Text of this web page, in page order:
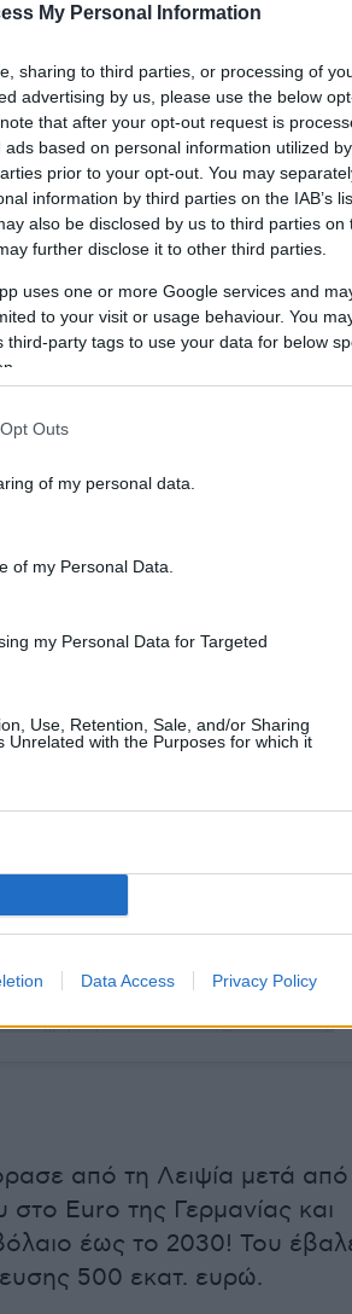
My Personal Information
sharing to third parties, or processing of
advertising by us, please use the below
that after your opt-out request is
based on personal information utilized
prior to your opt-out. You may
information by third parties on the IAB’s
also be disclosed by us to third parties on
further disclose it to other third parties.
uses one or more Google services and
to your visit or usage behaviour. You
third-party tags to use your data for below
Outs
of my personal data.
of my Personal Data.
my Personal Data for Targeted
Use, Retention, Sale, and/or Sharing
Unrelated with the Purposes for which it
Data Access Privacy Policy
το χρήστη FC Barcelona (@fcbarcelona)
το χρήστη FC Barcelona (@fcbarcelona)
από τη Λειψία μετά από
Euro της Γερμανίας και
έως το 2030! Του
500 εκατ. ευρώ.